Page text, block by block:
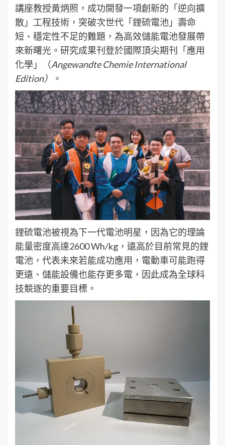
講座教授黃炳照，成功開發一項創新的「逆向擴
散」工程技術，突破次世代「鋰硫電池」壽命
短、穩定性不足的難題，為高效儲能電池發展帶
來新曙光。研究成果刊登於國際頂尖期刊「應用
化學」（Angewandte Chemie International
Edition） 。
鋰硫電池被視為下一代電池明星，因為它的理論
能量密度高達2600 Wh/kg，遠高於目前常見的鋰
電池，代表未來若能成功應用，電動車可能跑得
更遠、儲能設備也能存更多電，因此成為全球科
技競逐的重要目標。